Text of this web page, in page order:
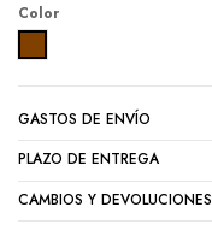
Color
GASTOS DE ENVÍO
PLAZO DE ENTREGA
CAMBIOS Y DEVOLUCIONES